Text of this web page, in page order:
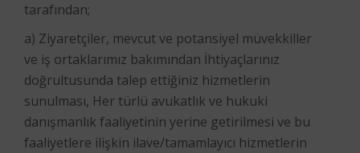
tarafından;
a) Ziyaretçiler, mevcut ve potansiyel müvekkiller
ve iş ortaklarımız bakımından İhtiyaçlarınız
doğrultusunda talep ettiğiniz hizmetlerin
sunulması, Her türlü avukatlık ve hukuki
danışmanlık faaliyetinin yerine getirilmesi ve bu
faaliyetlere ilişkin ilave/tamamlayıcı hizmetlerin